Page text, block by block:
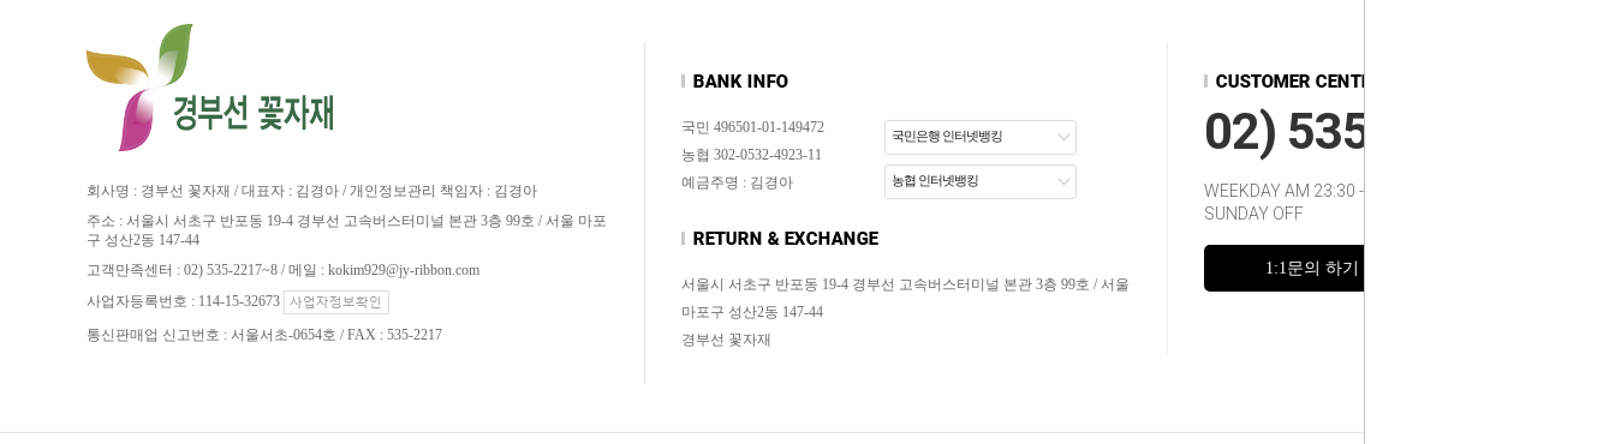
회사명 : 경부선 꽃자재 / 대표자 : 김경아 / 개인정보관리 책임자 : 김경아
주소 : 서울시 서초구 반포동 19-4 경부선 고속버스터미널 본관 3층 99호 / 서울 마포
구 성산2동 147-44
고객만족센터 : 02) 535-2217~8 / 메일 : kokim929@jy-ribbon.com
사업자등록번호 : 114-15-32673
통신판매업 신고번호 : 서울서초-0654호 / FAX : 535-2217
국민 496501-01-149472
농협 302-0532-4923-11
예금주명 : 김경아
국민은행 인터넷뱅킹
농협 인터넷뱅킹
서울시 서초구 반포동 19-4 경부선 고속버스터미널 본관 3층 99호 / 서울
마포구 성산2동 147-44
경부선 꽃자재
02) 535-2217~8
WEEKDAY AM 23:30 - 12:00
SUNDAY OFF
1:1문의 하기